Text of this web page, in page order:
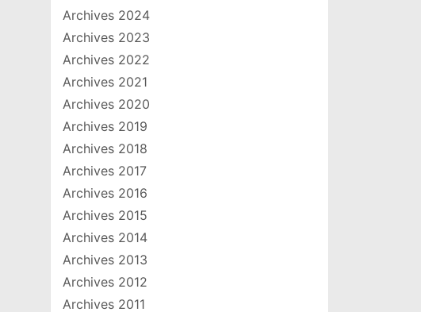
Archives 2024
Archives 2023
Archives 2022
Archives 2021
Archives 2020
Archives 2019
Archives 2018
Archives 2017
Archives 2016
Archives 2015
Archives 2014
Archives 2013
Archives 2012
Archives 2011